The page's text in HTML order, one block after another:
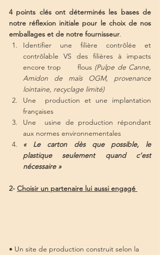
4 points clés ont déterminés les bases de
notre réflexion initiale pour le choix de nos
emballages et de notre fournisseur.
Identifier une filière contrôlée et
contrôlable VS des filières à impacts
encore trop      flous (Pulpe de Canne,
Amidon de maïs OGM, provenance
lointaine, recyclage limité)
Une  production et une implantation
françaises
Une  usine de production répondant
aux normes environnementales
« Le carton dès que possible, le
plastique seulement quand c’est
nécessaire »
2- Choisir un partenaire lui aussi engagé
• Un site de production construit selon la